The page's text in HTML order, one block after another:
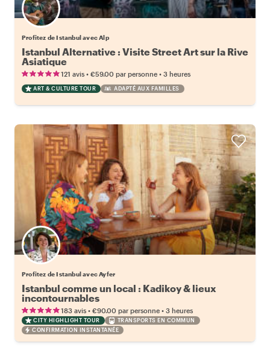
Profitez de Istanbul avec Alp
Istanbul Alternative : Visite Street Art sur la Rive
Asiatique
121 avis • €59.00 par personne • 3 heures
ART & CULTURE TOUR ADAPTÉ AUX FAMILLES
Profitez de Istanbul avec Ayfer
Istanbul comme un local : Kadikoy & lieux
incontournables
183 avis • €90.00 par personne • 3 heures
CITY HIGHLIGHT TOUR
TRANSPORTS EN COMMUN
CONFIRMATION INSTANTANÉE